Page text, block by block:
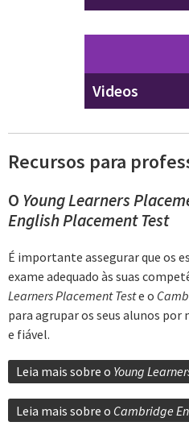
Videos
Recursos para
O Young Learners
English Placement Test
É importante assegurar que os
exame adequado às suas
Learners Placement Teste o
para agrupar os seus alunos
e fiável.
Leia mais sobre o Young
Leia mais sobre o Cambridge